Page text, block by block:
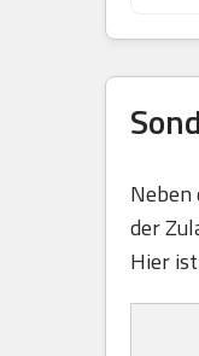
Neben
der
Hier